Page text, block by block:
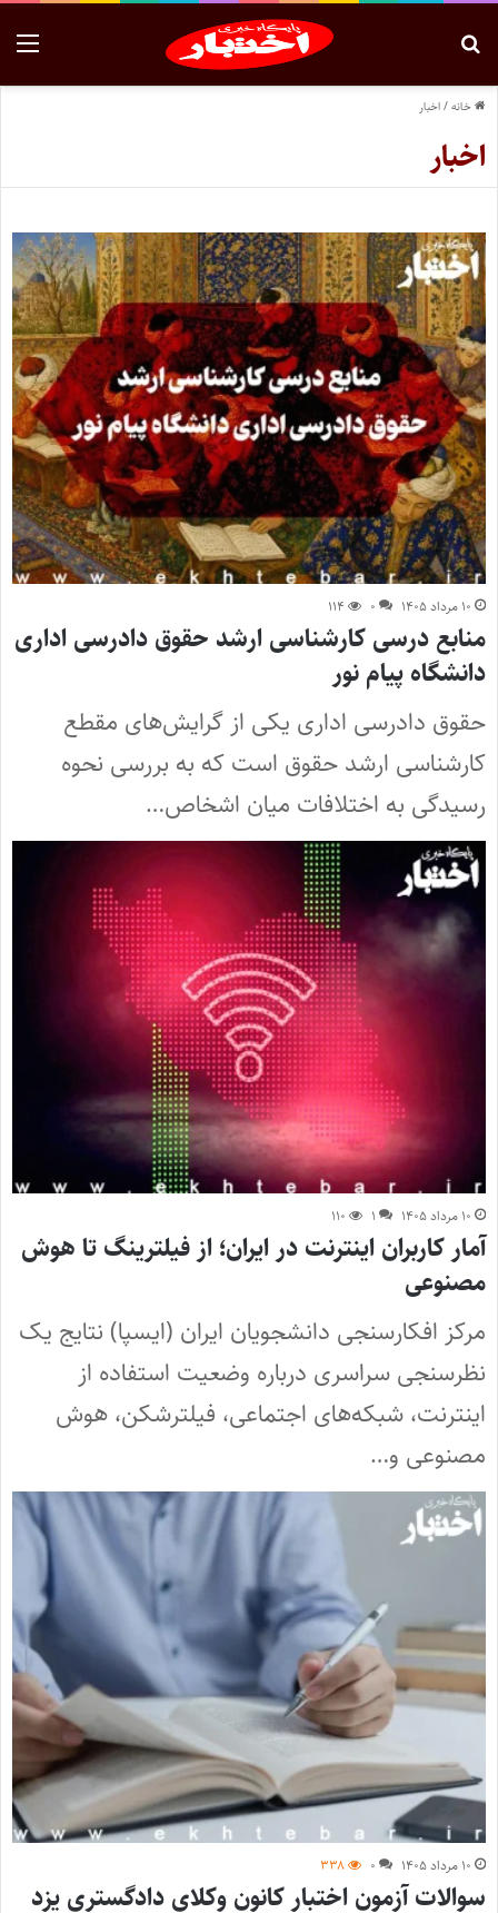
خانه/اخبار
اخبار
۱۰ مرداد ۱۴۰۵ ۰ ۱۱۴
منابع درسی کارشناسی ارشد حقوق دادرسی اداری
دانشگاه پیام نور
حقوق دادرسی اداری یکی از گرایش‌های مقطع
کارشناسی ارشد حقوق است که به بررسی نحوه
رسیدگی به اختلافات میان اشخاص…
۱۰ مرداد ۱۴۰۵ ۱ ۱۱۰
آمار کاربران اینترنت در ایران؛ از فیلترینگ تا هوش
مصنوعی
مرکز افکارسنجی دانشجویان ایران (ایسپا) نتایج یک
نظرسنجی سراسری درباره وضعیت استفاده از
اینترنت، شبکه‌های اجتماعی، فیلترشکن، هوش
مصنوعی و…
۱۰ مرداد ۱۴۰۵ ۰ ۳۳۸
سوالات آزمون اختبار کانون وکلای دادگستری یزد